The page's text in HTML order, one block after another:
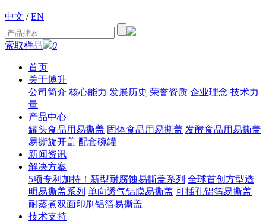
中文 / EN
索取样品 0
首页
关于博升
公司简介 核心能力 发展历史 荣誉资质 企业理念 技术力
量
产品中心
罐头食品用易撕盖 固体食品用易撕盖 发酵食品用易撕盖
易撕旋开盖 配套碗罐
新闻资讯
解决方案
5项专利加持！新型耐腐蚀易撕盖系列 全球首创方型透
明易撕盖系列 单向透气铝膜易撕盖 可插孔铝箔易撕盖
耐蒸煮双面印刷铝箔易撕盖
技术支持